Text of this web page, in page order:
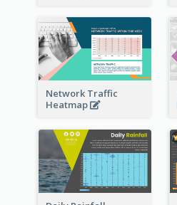
Network Traffic
Heatmap